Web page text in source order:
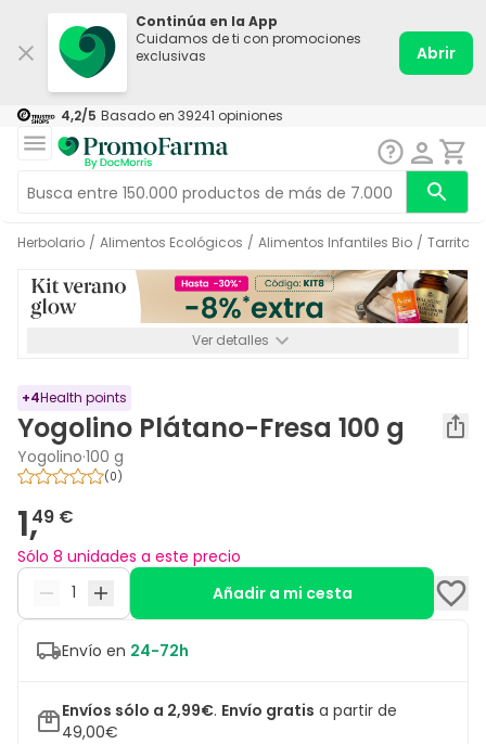
Continúa en la App
Cuidamos de ti con promociones
exclusivas
Abrir
4,2/5 Basado en 39241 opiniones
Herbolario / Alimentos Ecológicos / Alimentos Infantiles Bio /
Ver detalles
+4Health points
Yogolino Plátano-Fresa 100 g
Yogolino·100 g
(0)
1,49 €
Sólo 8 unidades a este precio
Añadir a mi cesta
Envío en 24-72h
Envíos sólo a 2,99€. Envío gratis a partir de
49,00€